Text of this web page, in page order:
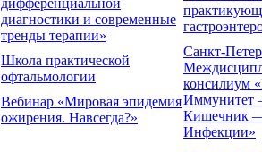
дифференциальной
диагностики и современные
тренды терапии»
Школа практической
офтальмологии
Вебинар «Мировая эпидемия
ожирения. Навсегда?»
Санкт-
консилиум
Иммунитет
Кишечник
Инфекции»